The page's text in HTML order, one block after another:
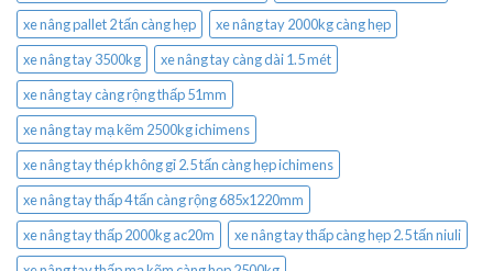
xe nâng pallet 2 tấn càng hẹp
xe nâng tay 2000kg càng hẹp
xe nâng tay 3500kg
xe nâng tay càng dài 1.5 mét
xe nâng tay càng rộng thấp 51mm
xe nâng tay mạ kẽm 2500kg ichimens
xe nâng tay thép không gỉ 2.5 tấn càng hẹp ichimens
xe nâng tay thấp 4 tấn càng rộng 685x1220mm
xe nâng tay thấp 2000kg ac20m
xe nâng tay thấp càng hẹp 2.5 tấn niuli